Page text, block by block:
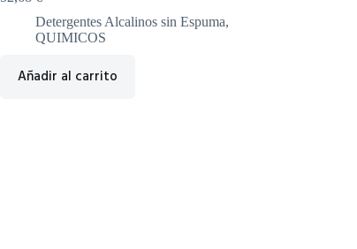
Detergentes Alcalinos sin Espuma,
QUIMICOS
Añadir al carrito